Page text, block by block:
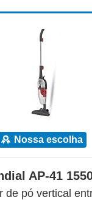
nossa escolha
AP-41
de pó vertical